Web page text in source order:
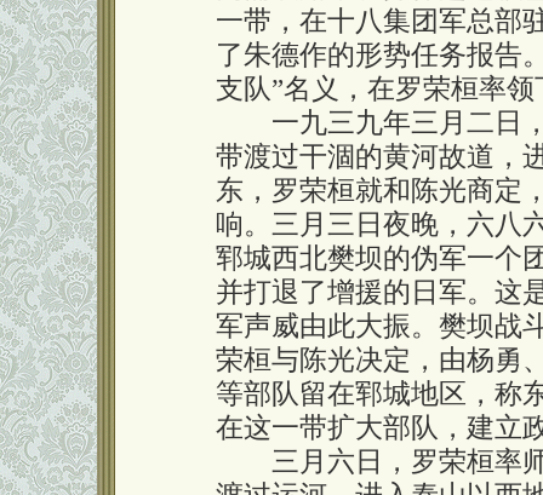
一带，在十八集团军总部
了朱德作的形势任务报告
支队”名义，在罗荣桓率
一九三九年三月二日，
带渡过干涸的黄河故道，
东，罗荣桓就和陈光商定
响。三月三日夜晚，六八
郓城西北樊坝的伪军一个
并打退了增援的日军。这
军声威由此大振。樊坝战
荣桓与陈光决定，由杨勇
等部队留在郓城地区，称
在这一带扩大部队，建立
三月六日，罗荣桓率师